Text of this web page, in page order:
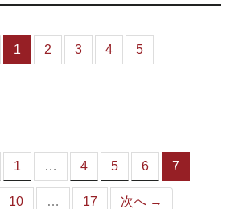
1
（こ
2 3 4 5
1 … 4 5 6 7
10 … 17 次へ →